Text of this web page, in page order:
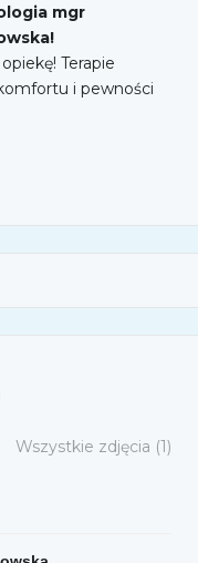
mgr
Terapie
i pewności
Wszystkie zdjęcia (1)